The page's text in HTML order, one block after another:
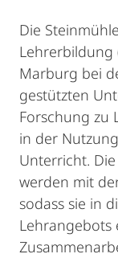
Die
Lehrerbildung
Marburg bei
gestützten
Forschung zu
in der
Unterricht.
werden mit
sodass sie in
Lehrangebots